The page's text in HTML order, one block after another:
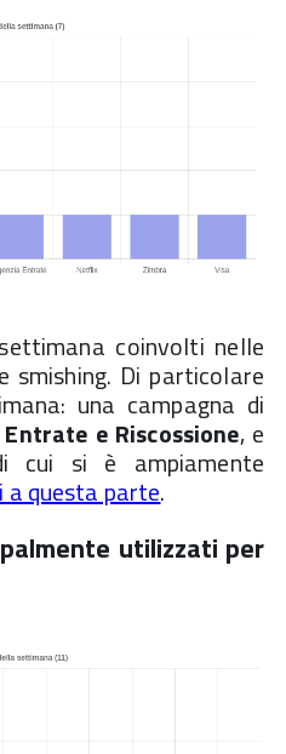
coinvolti nelle
smishing. Di particolare
una campagna di
e Riscossione, e
cui si è ampiamente
a questa parte.
utilizzati per